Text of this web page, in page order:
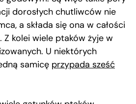
dorosłych chutliwców nie
a składa się ona w całości
Z kolei wiele ptaków żyje w
U niektórych
samicę przypada sześć